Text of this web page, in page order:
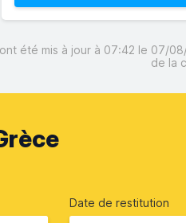
été mis à jour à 07:42 le 07/
de la
Date de restitution